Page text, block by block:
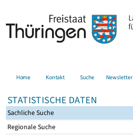
Home Kontakt Suche Newsletter
STATISTISCHE DATEN
Sachliche Suche
Regionale Suche